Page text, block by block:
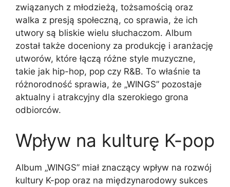
związanych z młodzieżą, tożsamością oraz
walka z presją społeczną, co sprawia, że ich
utwory są bliskie wielu słuchaczom. Album
został także doceniony za produkcję i aranżację
utworów, które łączą różne style muzyczne,
takie jak hip-hop, pop czy R&B. To właśnie ta
różnorodność sprawia, że „WINGS” pozostaje
aktualny i atrakcyjny dla szerokiego grona
odbiorców.
Wpływ na kulturę K-pop
Album „WINGS” miał znaczący wpływ na rozwój
kultury K-pop oraz na międzynarodowy sukces